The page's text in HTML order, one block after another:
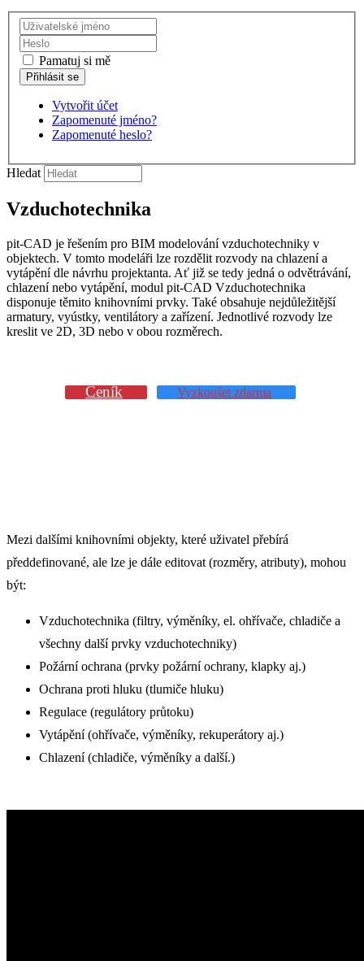
Pamatuj si mě
Vytvořit účet
Zapomenuté jméno?
Zapomenuté heslo?
Hledat
Vzduchotechnika
pit-CAD je řešením pro BIM modelování vzduchotechniky v
objektech. V tomto modeláři lze rozdělit rozvody na chlazení a
vytápění dle návrhu projektanta. Ať již se tedy jedná o odvětrávání,
chlazení nebo vytápění, modul pit-CAD Vzduchotechnika
disponuje těmito knihovními prvky. Také obsahuje nejdůležitější
armatury, vyústky, ventilátory a zařízení. Jednotlivé rozvody lze
kreslit ve 2D, 3D nebo v obou rozměrech.
Ceník Vyzkoušet zdarma
Mezi dalšími knihovními objekty, které uživatel přebírá
předdefinované, ale lze je dále editovat (rozměry, atributy), mohou
být:
Vzduchotechnika (filtry, výměníky, el. ohřívače, chladiče a
všechny další prvky vzduchotechniky)
Požární ochrana (prvky požární ochrany, klapky aj.)
Ochrana proti hluku (tlumiče hluku)
Regulace (regulátory průtoku)
Vytápění (ohřívače, výměníky, rekuperátory aj.)
Chlazení (chladiče, výměníky a další.)